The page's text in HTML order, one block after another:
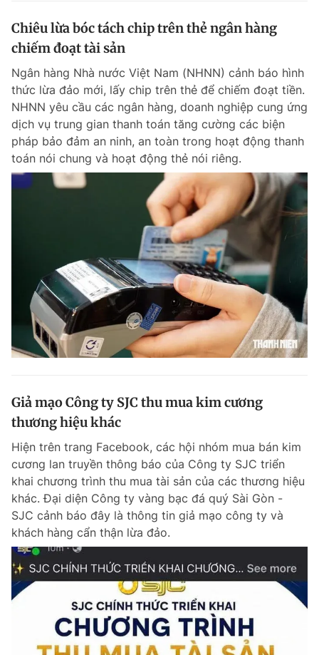
Chiêu lừa bóc tách chip trên thẻ ngân hàng
chiếm đoạt tài sản
Ngân hàng Nhà nước Việt Nam (NHNN) cảnh báo hình
thức lừa đảo mới, lấy chip trên thẻ để chiếm đoạt tiền.
NHNN yêu cầu các ngân hàng, doanh nghiệp cung ứng
dịch vụ trung gian thanh toán tăng cường các biện
pháp bảo đảm an ninh, an toàn trong hoạt động thanh
toán nói chung và hoạt động thẻ nói riêng.
Giả mạo Công ty SJC thu mua kim cương
thương hiệu khác
Hiện trên trang Facebook, các hội nhóm mua bán kim
cương lan truyền thông báo của Công ty SJC triển
khai chương trình thu mua tài sản của các thương hiệu
khác. Đại diện Công ty vàng bạc đá quý Sài Gòn -
SJC cảnh báo đây là thông tin giả mạo công ty và
khách hàng cẩn thận lừa đảo.